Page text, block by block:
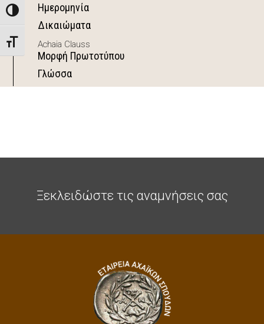
Toggle High Contrast
Toggle Font size
Ημερομηνία
Δικαιώματα
Achaia Clauss
Μορφή Πρωτοτύπου
Γλώσσα
Ξεκλειδώστε τις αναμνήσεις σας